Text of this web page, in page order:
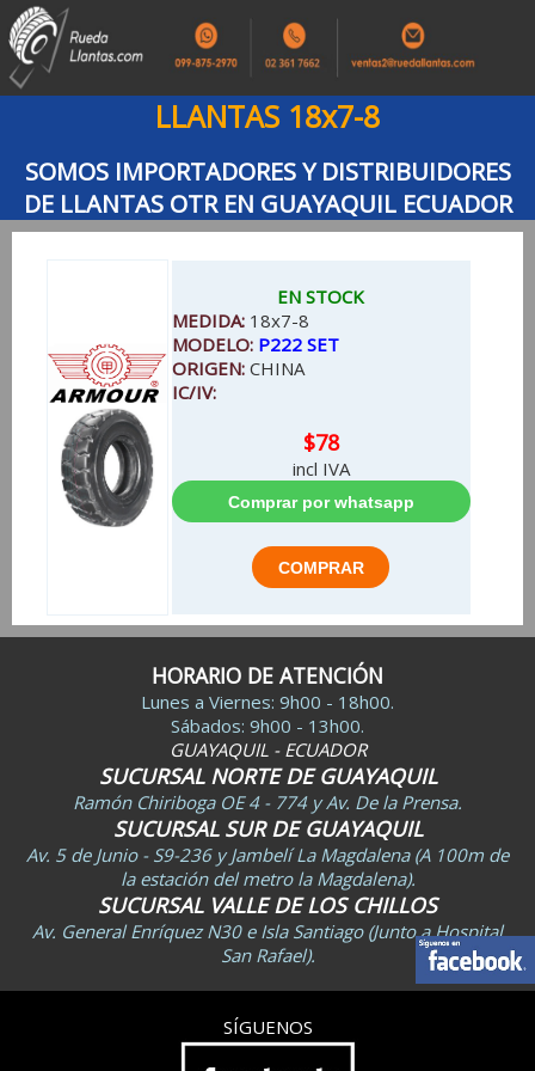
LLANTAS 18x7-8
SOMOS IMPORTADORES Y DISTRIBUIDORES
DE LLANTAS OTR EN GUAYAQUIL ECUADOR
EN STOCK
MEDIDA: 18x7-8
MODELO: P222 SET
ORIGEN: CHINA
IC/IV:
$78
incl IVA
HORARIO DE ATENCIÓN
Lunes a Viernes: 9h00 - 18h00.
Sábados: 9h00 - 13h00.
GUAYAQUIL - ECUADOR
SUCURSAL NORTE DE GUAYAQUIL
Ramón Chiriboga OE 4 - 774 y Av. De la Prensa.
SUCURSAL SUR DE GUAYAQUIL
Av. 5 de Junio - S9-236 y Jambelí La Magdalena (A 100m de
la estación del metro la Magdalena).
SUCURSAL VALLE DE LOS CHILLOS
Av. General Enríquez N30 e Isla Santiago (Junto a Hospital
San Rafael).
SÍGUENOS